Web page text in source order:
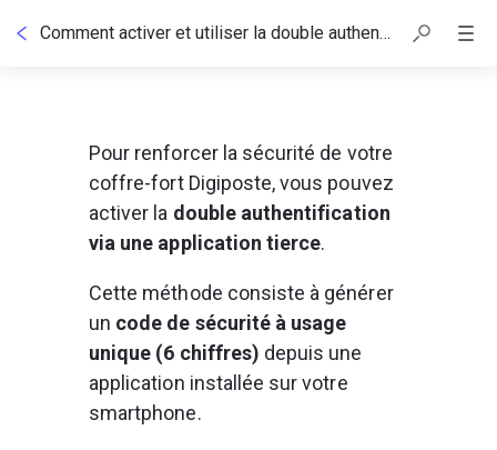
Comment activer et utiliser la double authentification avec l'application Digiposte ?​
Pour renforcer la sécurité de votre
coffre-fort Digiposte, vous pouvez
activer la double authentification
via une application tierce.
Cette méthode consiste à générer
un code de sécurité à usage
unique (6 chiffres) depuis une
application installée sur votre
smartphone.